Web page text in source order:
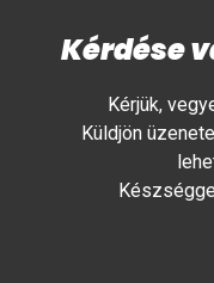
Kérdése
Kérjük,
Küldjön